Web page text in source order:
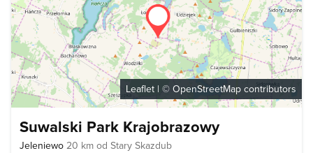
Leaflet | © OpenStreetMap contributors
Suwalski Park Krajobrazowy
Jeleniewo 20 km od Stary Skazdub